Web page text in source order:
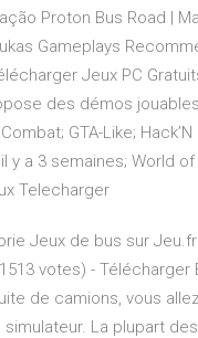
Proton Bus Road |
Gameplays
Jeux PC
des démos
GTA-Like;
y a 3 semaines; World
Telecharger
Jeux de bus sur Jeu.fr
votes) -
de camions, vous
La plupart